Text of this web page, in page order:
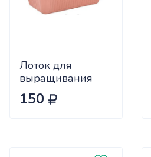
Лоток для
выращивания
зеленого лука
коричн (уп.20)
150